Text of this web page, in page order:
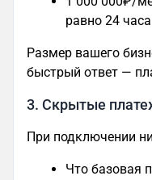
равно 24 часа
Размер вашего
быстрый ответ —
3. Скрытые
При подключении
Что базовая